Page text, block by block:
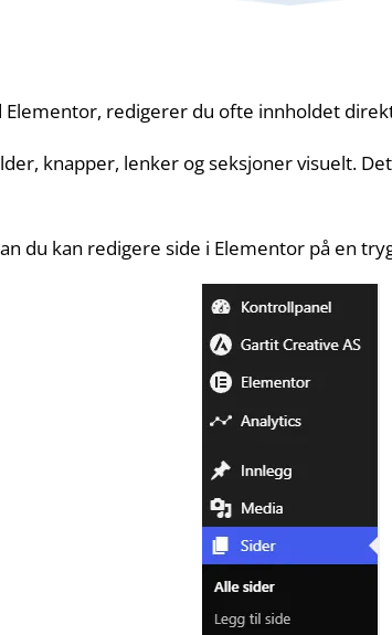
Elementor, redigerer du ofte innholdet
knapper, lenker og seksjoner visuelt.
du kan redigere side i Elementor på en